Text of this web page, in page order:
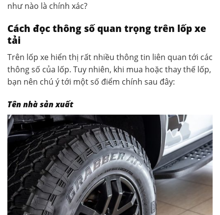
như nào là chính xác?
Cách đọc thông số quan trọng trên lốp xe
tải
Trên lốp xe hiển thị rất nhiều thông tin liên quan tới các
thông số của lốp. Tuy nhiên, khi mua hoặc thay thế lốp,
bạn nên chú ý tới một số điểm chính sau đây:
Tên nhà sản xuất